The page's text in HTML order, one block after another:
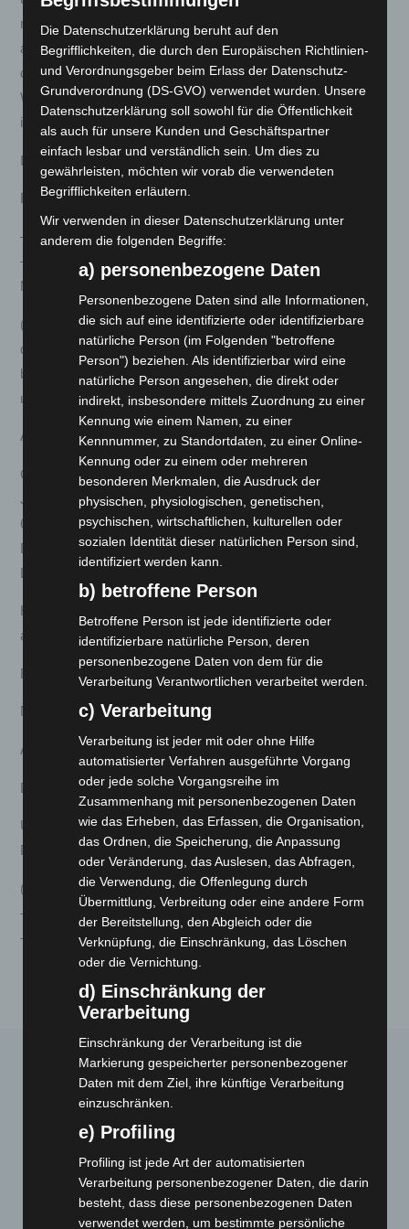
müssen für einen etwaigen Wertverlust der Waren nur
aufkommen, wenn dieser Wertverlust auf einen zur Prüfung
der Beschaffenheit, Eigenschaften und Funktionsweise der
Waren nicht notwendigen Umgang mit ihnen zurückzuführen
ist.
Bitte ausdrucken und an der gestrichelten Linie abtrennen:
——————————————————————————
—————————————–
Muster-Widerrufsformular
(Wenn Sie den Vertrag widerrufen wollen, dann füllen Sie bitte
dieses Formular aus und senden Sie es zurück. Bitte
beachten Sie, dass dieses Formular nicht vorgeschrieben ist,
um wirksam den Widerruf zu erklären.)
An:
G&C Handels GmbH & Co. KG,
Josef-Bautz-Straße 26,
63457 Hanau,
Deutschland,
E-Mail: info@volta-motors.de
abgeschlossenen Vertrag über den Kauf der folgenden Waren:
Bestellt am / Erhalten am*:
Name des/der Verbraucher(s):
Anschrift des/der Verbraucher(s):
Datum:
Unterschrift des/der Verbraucher(s) (nur bei Mitteilung auf
Papier)
(*) Unzutreffendes streichen.
——————————————————————————
——————————————<<
Webseite
Cashback-Aktion
Die Datenschutzerklärung beruht auf den
Begrifflichkeiten, die durch den Europäischen Richtlinien-
und Verordnungsgeber beim Erlass der Datenschutz-
Grundverordnung (DS-GVO) verwendet wurden. Unsere
Datenschutzerklärung soll sowohl für die Öffentlichkeit
als auch für unsere Kunden und Geschäftspartner
einfach lesbar und verständlich sein. Um dies zu
gewährleisten, möchten wir vorab die verwendeten
Begrifflichkeiten erläutern.
Wir verwenden in dieser Datenschutzerklärung unter
anderem die folgenden Begriffe:
a) personenbezogene Daten
Personenbezogene Daten sind alle Informationen,
die sich auf eine identifizierte oder identifizierbare
natürliche Person (im Folgenden "betroffene
Person") beziehen. Als identifizierbar wird eine
natürliche Person angesehen, die direkt oder
indirekt, insbesondere mittels Zuordnung zu einer
Kennung wie einem Namen, zu einer
Kennnummer, zu Standortdaten, zu einer Online-
Kennung oder zu einem oder mehreren
besonderen Merkmalen, die Ausdruck der
physischen, physiologischen, genetischen,
psychischen, wirtschaftlichen, kulturellen oder
sozialen Identität dieser natürlichen Person sind,
identifiziert werden kann.
b) betroffene Person
Betroffene Person ist jede identifizierte oder
identifizierbare natürliche Person, deren
personenbezogene Daten von dem für die
Verarbeitung Verantwortlichen verarbeitet werden.
c) Verarbeitung
Verarbeitung ist jeder mit oder ohne Hilfe
automatisierter Verfahren ausgeführte Vorgang
oder jede solche Vorgangsreihe im
Zusammenhang mit personenbezogenen Daten
wie das Erheben, das Erfassen, die Organisation,
das Ordnen, die Speicherung, die Anpassung
oder Veränderung, das Auslesen, das Abfragen,
die Verwendung, die Offenlegung durch
Übermittlung, Verbreitung oder eine andere Form
der Bereitstellung, den Abgleich oder die
Verknüpfung, die Einschränkung, das Löschen
oder die Vernichtung.
d) Einschränkung der
Verarbeitung
Einschränkung der Verarbeitung ist die
Markierung gespeicherter personenbezogener
Daten mit dem Ziel, ihre künftige Verarbeitung
einzuschränken.
e) Profiling
Profiling ist jede Art der automatisierten
Verarbeitung personenbezogener Daten, die darin
besteht, dass diese personenbezogenen Daten
verwendet werden, um bestimmte persönliche